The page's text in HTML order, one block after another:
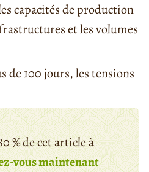
capacités de production
et les volumes
de 100 jours, les tensions
% de cet article à
vous maintenant